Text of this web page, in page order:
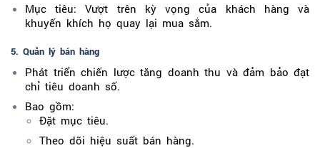
Mục tiêu: Vượt trên kỳ vọng của khách hàng và
khuyến khích họ quay lại mua sắm.
5. Quản lý bán hàng
Phát triển chiến lược tăng doanh thu và đảm bảo đạt
chỉ tiêu doanh số.
Bao gồm:
Đặt mục tiêu.
Theo dõi hiệu suất bán hàng.